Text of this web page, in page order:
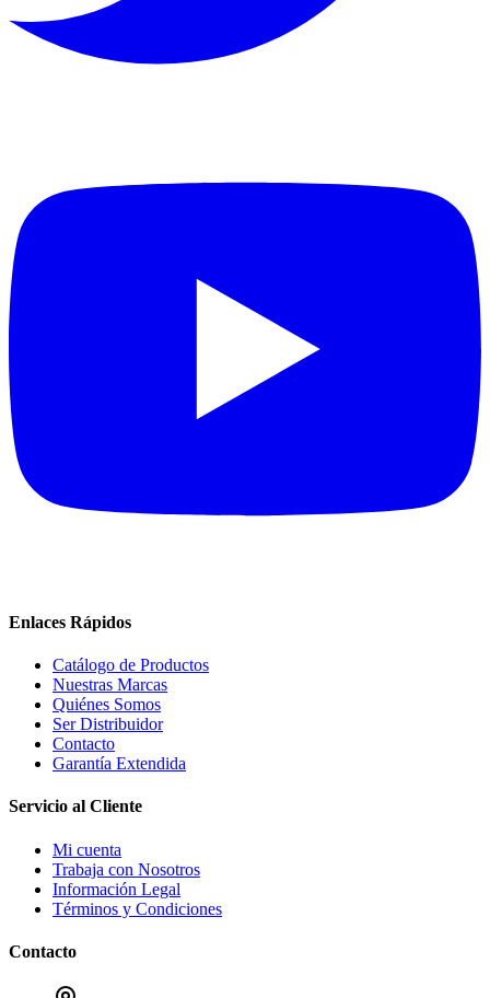
Enlaces Rápidos
Catálogo de Productos
Nuestras Marcas
Quiénes Somos
Ser Distribuidor
Contacto
Garantía Extendida
Servicio al Cliente
Mi cuenta
Trabaja con Nosotros
Información Legal
Términos y Condiciones
Contacto